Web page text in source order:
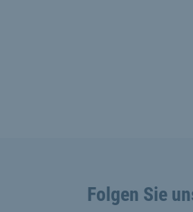
Folgen Sie